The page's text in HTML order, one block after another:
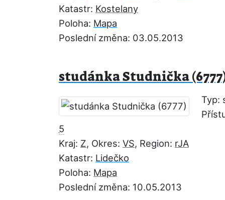
Katastr: Kostelany
Poloha: Mapa
Poslední změna: 03.05.2013
studánka Studnička
Typ:
5
Kraj: Z, Okres: VS, Region: rJA
Katastr: Lidečko
Poloha: Mapa
Poslední změna: 10.05.2013